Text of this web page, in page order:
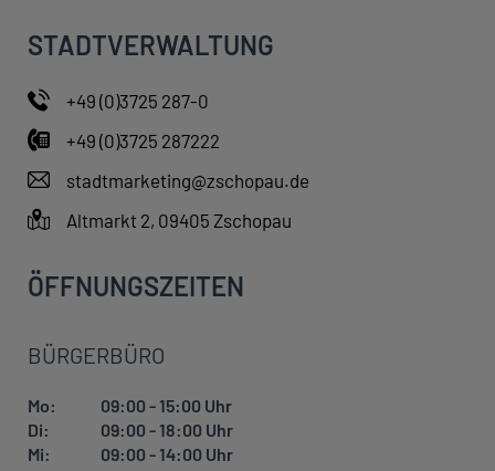
STADTVERWALTUNG
+49 (0)3725 287-0
+49 (0)3725 287222
stadtmarketing@zschopau.de
Altmarkt 2, 09405 Zschopau
ÖFFNUNGSZEITEN
BÜRGERBÜRO
Mo:
09:00 - 15:00 Uhr
Di:
09:00 - 18:00 Uhr
Mi:
09:00 - 14:00 Uhr